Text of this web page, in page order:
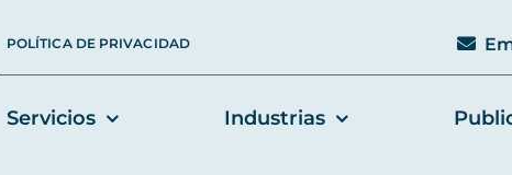
POLÍTICA DE PRIVACIDAD
Servicios Industrias